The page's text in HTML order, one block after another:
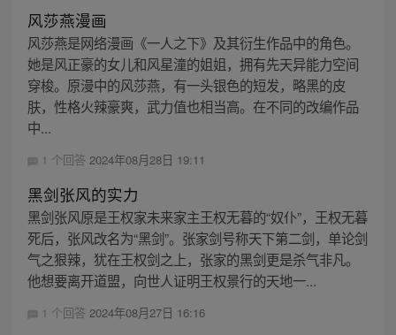
风莎燕漫画
风莎燕是网络漫画《一人之下》及其衍生作品中的角色。
她是风正豪的女儿和风星潼的姐姐，拥有先天异能力空间
穿梭。原漫中的风莎燕，有一头银色的短发，略黑的皮
肤，性格火辣豪爽，武力值也相当高。在不同的改编作品
中...
1 个回答 2024年08月28日 19:11
黑剑张风的实力
黑剑张风原是王权家未来家主王权无暮的“奴仆”，王权无暮
死后，张风改名为“黑剑”。张家剑号称天下第二剑，单论剑
气之狠辣，犹在王权剑之上，张家的黑剑更是杀气非凡。
他想要离开道盟，向世人证明王权景行的天地一...
1 个回答 2024年08月27日 16:16